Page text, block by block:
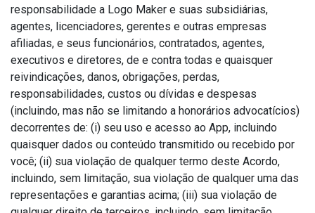
responsabilidade a Logo Maker e suas subsidiárias,
agentes, licenciadores, gerentes e outras empresas
afiliadas, e seus funcionários, contratados, agentes,
executivos e diretores, de e contra todas e quaisquer
reivindicações, danos, obrigações, perdas,
responsabilidades, custos ou dívidas e despesas
(incluindo, mas não se limitando a honorários advocatícios)
decorrentes de: (i) seu uso e acesso ao App, incluindo
quaisquer dados ou conteúdo transmitido ou recebido por
você; (ii) sua violação de qualquer termo deste Acordo,
incluindo, sem limitação, sua violação de qualquer uma das
representações e garantias acima; (iii) sua violação de